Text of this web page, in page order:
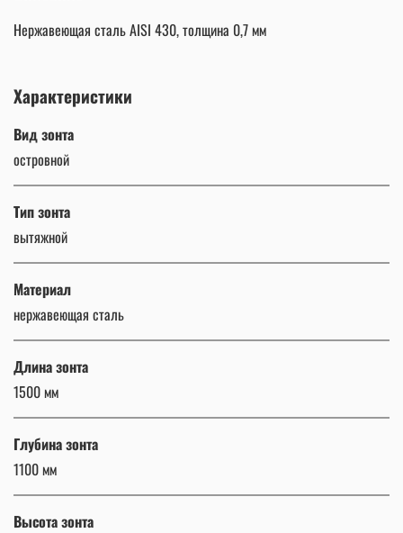
Нержавеющая сталь AISI 430, толщина 0,7 мм
Характеристики
Вид зонта
островной
Тип зонта
вытяжной
Материал
нержавеющая сталь
Длина зонта
1500 мм
Глубина зонта
1100 мм
Высота зонта